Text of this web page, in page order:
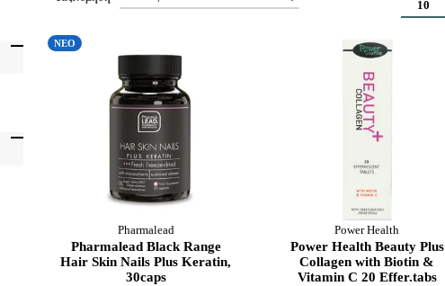
10
ΝΕΟ
Pharmalead
Pharmalead Black Range
Hair Skin Nails Plus Keratin,
30caps
Power Health
Power Health Beauty Plus
Collagen with Biotin &
Vitamin C 20 Effer.tabs